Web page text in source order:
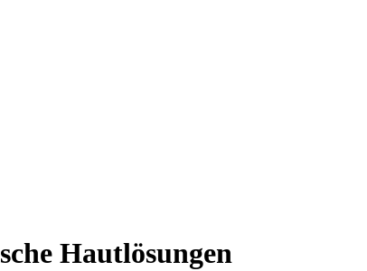
Hautlösungen